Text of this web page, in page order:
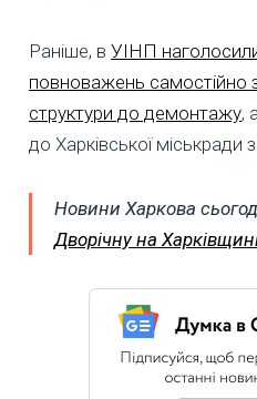
Раніше, в УІНП
повноважень самостійно
структури до демонтажу,
до Харківської міськради
Новини Харкова
Дворічну на